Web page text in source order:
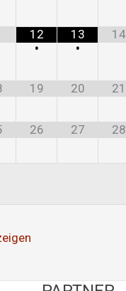
12
•
13
•
14
19 20 21
26 27 28